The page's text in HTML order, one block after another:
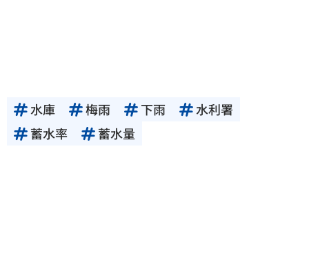
水庫 梅雨 下雨
水利署
蓄水率
蓄水量